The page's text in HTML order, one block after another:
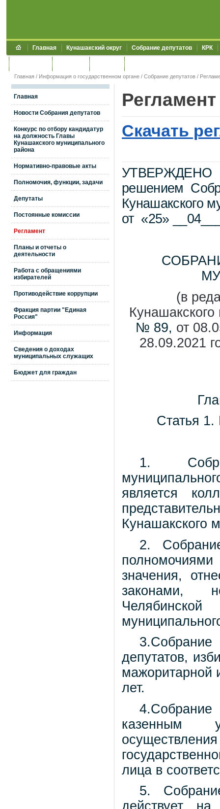
Главная Кунашакский округ Собрание депутатов КРК
Главная / Информация о государственном органе / Собрание депутатов /
Главная
Новости Собрания депутатов
Конкурс по отбору кандидатур
на должность Главы
Кунашакского муниципального
района
Нормативно-правовые акты
Полномочия, функции, задачи
Депутаты
Постоянные комиссии
Регламент
Планы и отчеты о
деятельности
Работа с обращениями
избирателей
Противодействие коррупции
Фракция партии "Единая
Россия"
Информация
Сведения о доходах
муниципальных служащих
Бюджет для граждан
Регламент
Скачать
УТВЕРЖДЕНО
решением
Кунашакского
от «25»
(в
№ 89, от
28.09.2021
Статья 1.
1.
является
Кунашакского
2.
значения,
законами,
депутатов,
мажоритарной
лет.
казенным
лица в
5.